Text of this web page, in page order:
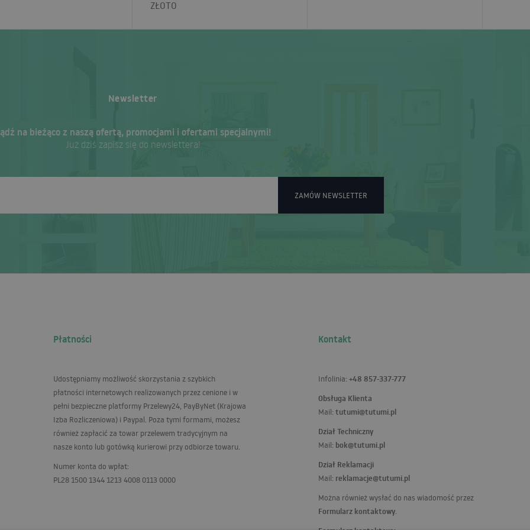
ZŁOTO
Newsletter
na bieżąco z naszą ofertą, promocjami i ofertami specjalnymi!
Już dziś zapisz się do newslettera!
ZAMÓW NEWSLETTER
Płatności
Udostępniamy możliwość skorzystania z szybkich
płatności internetowych realizowanych przez cenione i w
pełni bezpieczne platformy Przelewy24, PayByNet (Krajowa
Izba Rozliczeniowa) i Paypal. Poza tymi formami, możesz
również zapłacić za towar przelewem tradycyjnym na
nasze konto lub gotówką kurierowi przy odbiorze towaru.
Numer konta do wpłat:
PL28 1500 1344 1213 4008 0113 0000
Kontakt
Infolinia: +48 857-337-777
Obsługa Klienta
Mail: tutumi@tutumi.pl
Dział Techniczny
Mail: bok@tutumi.pl
Dział Reklamacji
Mail: reklamacje@tutumi.pl
Można również wysłać do nas wiadomość przez
Formularz kontaktowy